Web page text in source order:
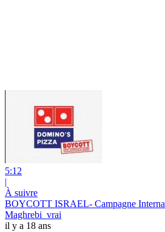
5:12
|
À suivre
BOYCOTT ISRAEL- Campagne
Maghrebi_vrai
il y a 18 ans